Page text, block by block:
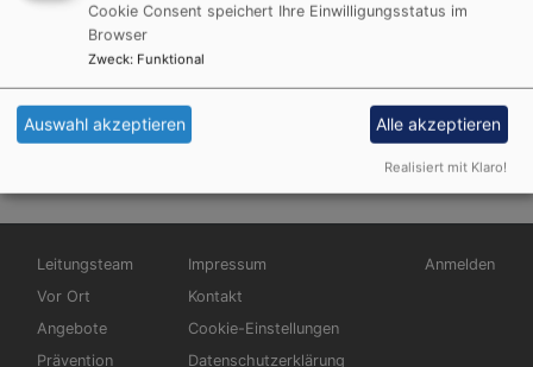
Startseite Glaube & Leben
Glaube & Leben
Hauptnavigation
Leitungsteam
Vor Ort
Angebote
Prävention
Fußbereichsmenü
Impressum
Kontakt
Cookie-Einstellungen
Datenschutzerklärung
Anmelden
Cookie Consent speichert Ihre Einwilligungsstatus im
Browser
Zweck: Funktional
Auswahl akzeptieren Alle akzeptieren
Realisiert mit Klaro!